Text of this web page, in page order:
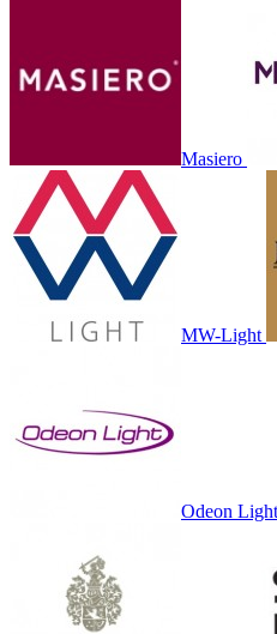
Masiero
MW-Light
Odeon Light